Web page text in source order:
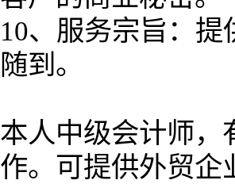
10、服务宗旨：
随到。
本人中级会计师，
作。可提供外贸企